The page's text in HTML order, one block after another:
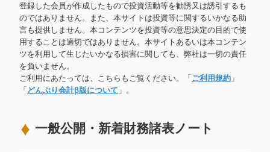
登録した会員が作成したもので投資活動等を勧誘又は誘引するも
のではありません。また、本サイトは投資等に関するいかなる助
言も提供しません。本コンテンツを投資等の意思決定の目的で使
用することは適切ではありません。本サイトあるいは本コンテン
ツを利用して生じたいかなる損害に関しても、弊社は一切の責任
を負いません。
ご利用にあたっては、こちらもご覧ください。「 ご利用規約 」
「 どんぶり会計β版について 」。
一般公開・新着財務諸表ノート